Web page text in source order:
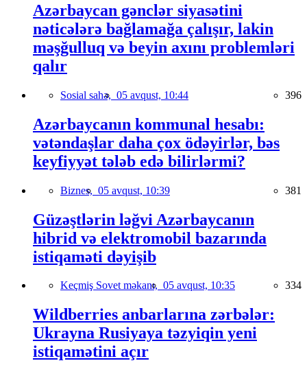
Azərbaycan gənclər siyasətini
nəticələrə bağlamağa çalışır, lakin
məşğulluq və beyin axını problemləri
qalır
Sosial sahə, 05 avqust, 10:44 396
Azərbaycanın kommunal hesabı:
vətəndaşlar daha çox ödəyirlər, bəs
keyfiyyət tələb edə bilirlərmi?
Biznes, 05 avqust, 10:39 381
Güzəştlərin ləğvi Azərbaycanın
hibrid və elektromobil bazarında
istiqaməti dəyişib
Keçmiş Sovet məkanı, 05 avqust, 10:35 334
Wildberries anbarlarına zərbələr:
Ukrayna Rusiyaya təzyiqin yeni
istiqamətini açır